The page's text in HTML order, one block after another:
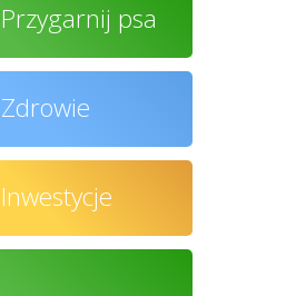
Przygarnij psa
Zdrowie
Inwestycje